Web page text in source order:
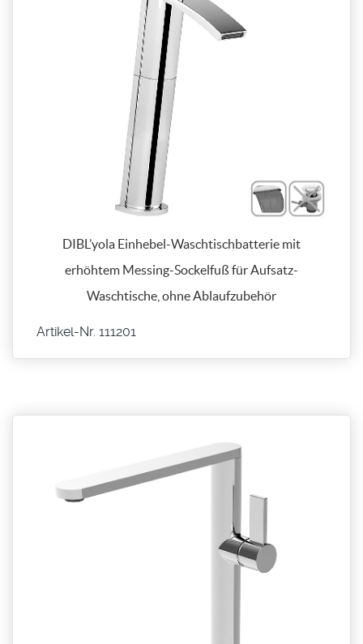
DIBL’yola Einhebel-Waschtischbatterie mit
erhöhtem Messing-Sockelfuß für Aufsatz-
Waschtische, ohne Ablaufzubehör
Artikel-Nr. 111201